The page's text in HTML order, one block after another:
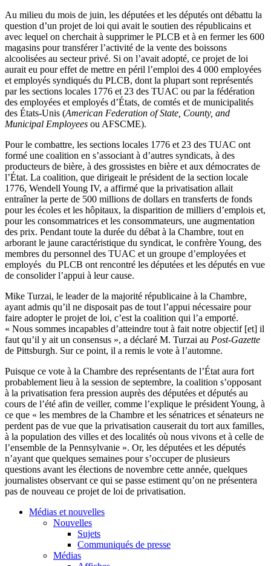
Au milieu du mois de juin, les députées et les députés ont débattu la
question d’un projet de loi qui avait le soutien des républicains et
avec lequel on cherchait à supprimerle PLCB et à en fermerles 600
magasins pourtransférer l’activité de la vente des boissons
alcoolisées au secteur privé. Si on l’avait adopté, ce projet de loi
aurait eu poureffet de mettre en péril l’emploi des 4 000 employées
et employés syndiqués du PLCB, dont la plupart sont représentés
par les sections locales 1776 et 23 des TUAC ou par la fédération
des employées et employés d’États, de comtés et de municipalités
des États-Unis (American Federation of State, County, and
Municipal Employees ou AFSCME).
Pour le combattre, les sections locales 1776 et 23 des TUAC ont
formé une coalition en s’associant à d’autres syndicats, à des
producteurs de bière, à des grossistes en bière et aux démocrates de
l’État. La coalition, que dirigeait le président de la section locale
1776, Wendell Young IV, a affirmé que la privatisation allait
entraînerla perte de 500 millions de dollars en transferts de fonds
pour les écoles et les hôpitaux, la disparition de milliers d’emplois et,
pour les consommatrices et les consommateurs, une augmentation
des prix. Pendant toute la durée du débat à la Chambre, tout en
arborant le jaune caractéristique du syndicat, le confrèreYoung, des
membres du personnel des TUAC et un groupe d’employées et
employés du PLCB ont rencontré les députées et les députés en vue
de consolider l’appui à leurcause.
Mike Turzai, le leader de la majorité républicaine à la Chambre,
ayant admis qu’il ne disposait pas de tout l’appui nécessaire pour
faire adopter le projet de loi, c’est la coalition qui l’a emporté.
« Nous sommes incapables d’atteindre tout à fait notre objectif[et] il
faut qu’il y ait un consensus », a déclaré M. Turzai au Post-Gazette
de Pittsburgh. Surce point, il a remis le vote à l’automne.
Puisque ce vote à la Chambre des représentants de l’État aura fort
probablement lieu à la session de septembre, la coalition s’opposant
à la privatisation fera pression auprès des députées et députés au
cours de l’été afin de veiller, comme l’explique le présidentYoung, à
ce que « les membres de la Chambre et les sénatrices et sénateurs ne
perdent pas de vue que la privatisation causerait du tort aux familles,
à la population des villes et des localités où nous vivons et à celle de
l’ensemble de la Pennsylvanie ». Or, les députées et les députés
n’ayant que quelques semaines pours’occuperde plusieurs
questions avant les élections de novembre cette année, quelques
journalistes observant ce qui se passe estiment qu’on ne présentera
pas de nouveau ce projet de loi de privatisation.
Médias et nouvelles
Nouvelles
Sujets
Communiqués de presse
Médias